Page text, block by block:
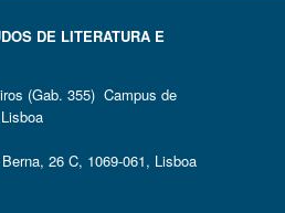
DE LITERATURA E
(Gab. 355) Campus de
26 C, 1069-061, Lisboa